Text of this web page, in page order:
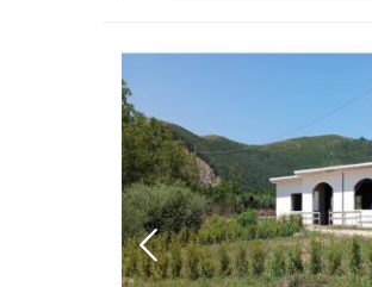
APPARTAMENTI
BILOCALI
TRILOCALI
QUADRILOCALI
ATTICI
CASE INDIPENDENTI
LOFT